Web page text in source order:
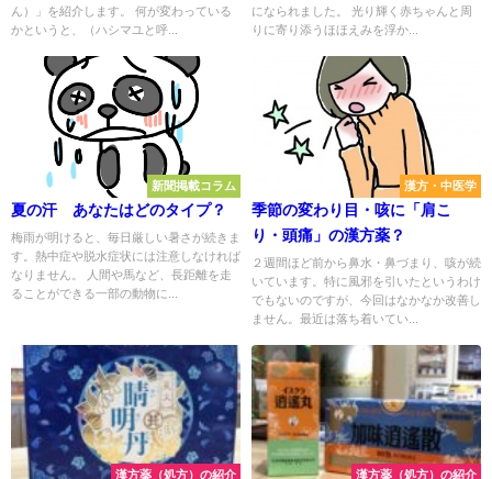
ん）」を紹介します。 何が変わっている
かというと、（ハシマユと呼...
になられました。 光り輝く赤ちゃんと周
りに寄り添うほほえみを浮か...
新聞掲載コラム
夏の汗 あなたはどのタイプ？
梅雨が明けると、毎日厳しい暑さが続きま
す。熱中症や脱水症状には注意しなければ
なりません。 人間や馬など、長距離を走
ることができる一部の動物に...
漢方・中医学
季節の変わり目・咳に「肩こ
り・頭痛」の漢方薬？
２週間ほど前から鼻水・鼻づまり、咳が続
いています。特に風邪を引いたというわけ
でもないのですが、今回はなかなか改善し
ません。最近は落ち着いてい...
漢方薬（処方）の紹介 漢方薬（処方）の紹介